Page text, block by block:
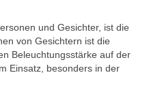
und Gesichter, ist die
von Gesichtern ist die
Beleuchtungsstärke auf der
Einsatz, besonders in der